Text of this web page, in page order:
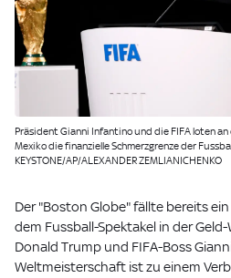
Präsident Gianni Infantino und die FIFA loten an
Mexiko die finanzielle Schmerzgrenze der
KEYSTONE/AP/ALEXANDER ZEMLIANICHENKO
Der "Boston Globe" fällte bereits
dem Fussball-Spektakel in der
Donald Trump und FIFA-Boss
Weltmeisterschaft ist zu einem